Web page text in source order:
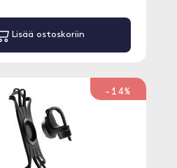
Lisää ostoskoriin
-14%